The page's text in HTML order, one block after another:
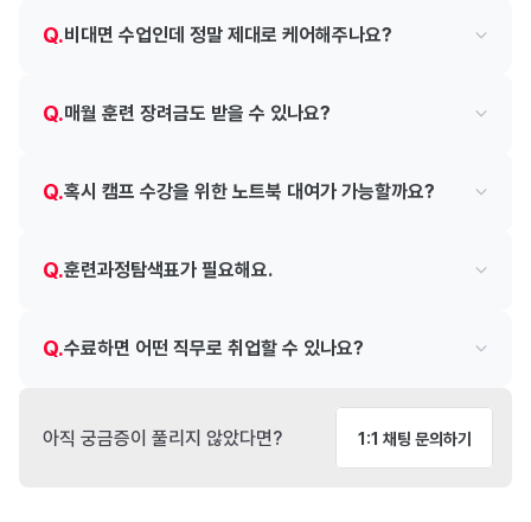
Q.비대면 수업인데 정말 제대로 케어해주나요?
Q.매월 훈련 장려금도 받을 수 있나요?
Q.혹시 캠프 수강을 위한 노트북 대여가 가능할까요?
Q.훈련과정탐색표가 필요해요.
Q.수료하면 어떤 직무로 취업할 수 있나요?
아직 궁금증이 풀리지 않았다면? 1:1 채팅 문의하기